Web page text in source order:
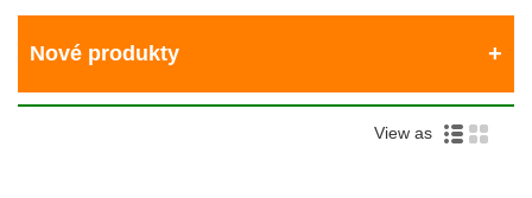
Nové produkty
View as